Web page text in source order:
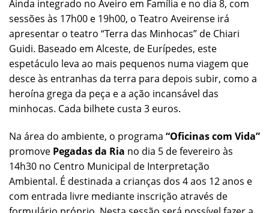
Ainda integrado no Aveiro em Família e no dia 8, com
sessões às 17h00 e 19h00, o Teatro Aveirense irá
apresentar o teatro “Terra das Minhocas” de Chiari
Guidi. Baseado em Alceste, de Eurípedes, este
espetáculo leva ao mais pequenos numa viagem que
desce às entranhas da terra para depois subir, como a
heroína grega da peça e a ação incansável das
minhocas. Cada bilhete custa 3 euros.
Na área do ambiente, o programa “Oficinas com Vida”
promove Pegadas da Ria no dia 5 de fevereiro às
14h30 no Centro Municipal de Interpretação
Ambiental. É destinada a crianças dos 4 aos 12 anos e
com entrada livre mediante inscrição através de